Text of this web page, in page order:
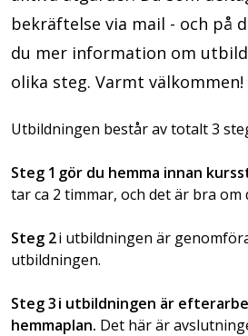
bekräftelse via mail - och på
du mer information om
olika steg. Varmt välkommen!
Utbildningen består av totalt 3
Steg 1 gör du hemma innan
tar ca 2 timmar, och det är bra
Steg 2i utbildningen är
utbildningen.
Steg 3 i utbildningen är
hemmaplan. Det här är